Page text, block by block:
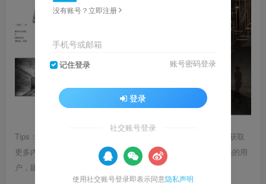
Tips：1.内容图片或视频可能会有压缩，若文章提供下载服务，获取
更多内容（无展示酷水印）可在下方下载； 2.没有百度网盘会员的用
户，建议用123云盘可获得更快的下载速度。
没有账号？立即注册
手机号或邮箱
记住登录 账号密码登录
登录
社交账号登录
使用社交账号登录即表示同意隐私声明